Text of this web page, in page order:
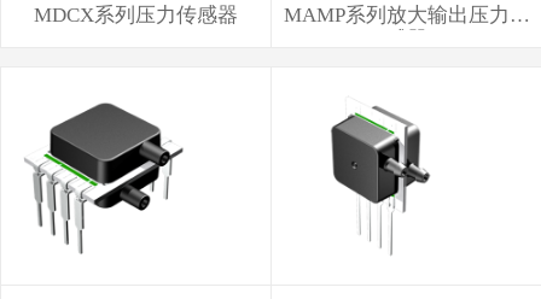
MDCX系列压力传感器
MAMP系列放大输出压力传